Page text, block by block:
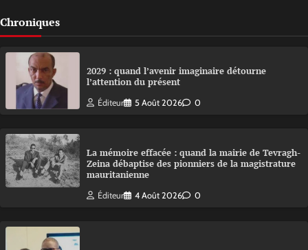
Chroniques
2029 : quand l’avenir imaginaire détourne
l’attention du présent
Éditeur 5 Août 2026 0
La mémoire effacée : quand la mairie de Tevragh-
Zeina débaptise des pionniers de la magistrature
mauritanienne
Éditeur 4 Août 2026 0